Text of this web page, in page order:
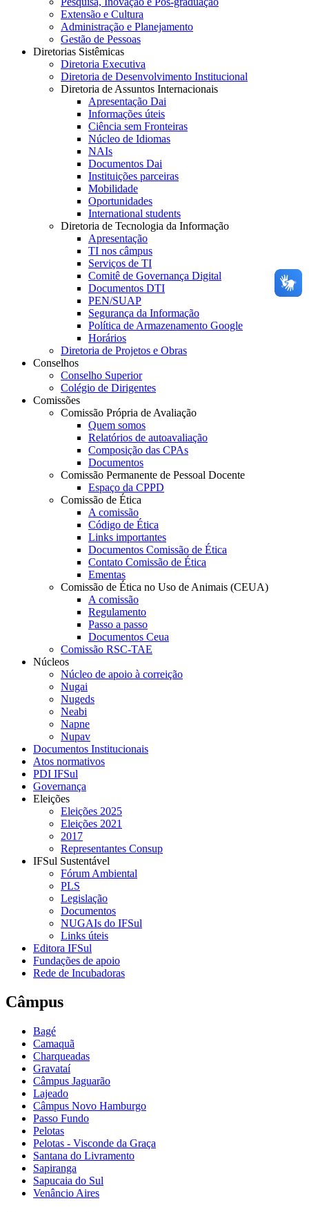
Extensão e Cultura
Administração e Planejamento
Gestão de Pessoas
Diretorias Sistêmicas
Diretoria Executiva
Diretoria de Desenvolvimento Institucional
Diretoria de Assuntos Internacionais
Apresentação Dai
Informações úteis
Ciência sem Fronteiras
Núcleo de Idiomas
NAIs
Documentos Dai
Instituições parceiras
Mobilidade
Oportunidades
International students
Diretoria de Tecnologia da Informação
Apresentação
TI nos câmpus
Serviços de TI
Comitê de Governança Digital
Documentos DTI
PEN/SUAP
Segurança da Informação
Política de Armazenamento Google
Horários
Diretoria de Projetos e Obras
Conselhos
Conselho Superior
Colégio de Dirigentes
Comissões
Comissão Própria de Avaliação
Quem somos
Relatórios de autoavaliação
Composição das CPAs
Documentos
Comissão Permanente de Pessoal Docente
Espaço da CPPD
Comissão de Ética
A comissão
Código de Ética
Links importantes
Documentos Comissão de Ética
Contato Comissão de Ética
Ementas
Comissão de Ética no Uso de Animais (CEUA)
A comissão
Regulamento
Passo a passo
Documentos Ceua
Comissão RSC-TAE
Núcleos
Núcleo de apoio à correição
Nugai
Nugeds
Neabi
Napne
Nupav
Documentos Institucionais
Atos normativos
PDI IFSul
Governança
Eleições
Eleições 2025
Eleições 2021
2017
Representantes Consup
IFSul Sustentável
Fórum Ambiental
PLS
Legislação
Documentos
NUGAIs do IFSul
Links úteis
Editora IFSul
Fundações de apoio
Rede de Incubadoras
Câmpus
Bagé
Camaquã
Charqueadas
Gravataí
Câmpus Jaguarão
Lajeado
Câmpus Novo Hamburgo
Passo Fundo
Pelotas
Pelotas - Visconde da Graça
Santana do Livramento
Sapiranga
Sapucaia do Sul
Venâncio Aires